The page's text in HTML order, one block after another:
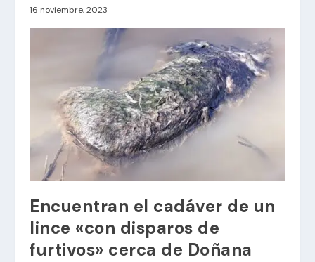
16 noviembre, 2023
Encuentran el cadáver de un
lince «con disparos de
furtivos» cerca de Doñana